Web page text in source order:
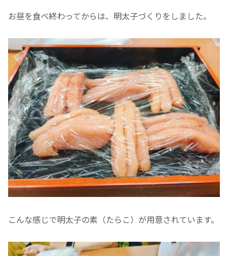
お昼を食べ終わってからは、明太子づくりをしました。
こんな感じで明太子の素（たらこ）が用意されています。